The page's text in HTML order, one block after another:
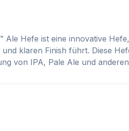
Ale Hefe ist eine innovative
klaren Finish führt. Diese
von IPA, Pale Ale und